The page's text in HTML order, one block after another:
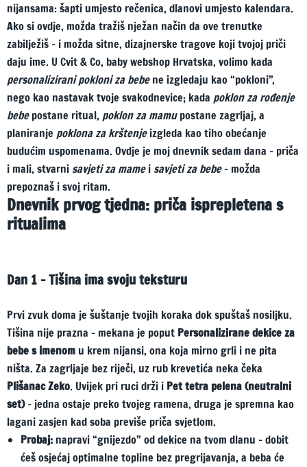
nijansama: šapti umjesto rečenica, dlanovi umjesto kalendara.
Ako si ovdje, možda tražiš nježan način da ove trenutke
zabilježiš – i možda sitne, dizajnerske tragove koji tvojoj priči
daju ime. U Cvit & Co, baby webshop Hrvatska, volimo kada
personalizirani pokloni za bebene izgledaju kao “pokloni”,
nego kao nastavak tvoje svakodnevice; kada poklon za rođenje
bebepostane ritual, poklon za mamupostane zagrljaj, a
planiranje poklona za krštenjeizgleda kao tiho obećanje
budućim uspomenama. Ovdje je moj dnevnik sedam dana – priča
i mali, stvarni savjeti za mamei savjeti za bebe– možda
prepoznaš i svoj ritam.
Dnevnik prvog tjedna: priča isprepletena s
ritualima
Dan 1 – Tišina ima svoju teksturu
Prvi zvuk doma je šuštanje tvojih koraka dok spuštaš nosiljku.
Tišina nije prazna – mekana je poput Personalizirane dekice za
bebe s imenom u krem nijansi, ona koja mirno grli i ne pita
ništa. Za zagrljaje bez riječi, uz rub krevetića neka čeka
Plišanac Zeko. Uvijek pri ruci drži i Pet tetra pelena (neutralni
set)– jedna ostaje preko tvojeg ramena, druga je spremna kao
lagani zasjen kad soba previše priča svjetlom.
Probaj: napravi “gnijezdo” od dekice na tvom dlanu – dobit
ćeš osjećaj optimalne topline bez pregrijavanja, a beba će